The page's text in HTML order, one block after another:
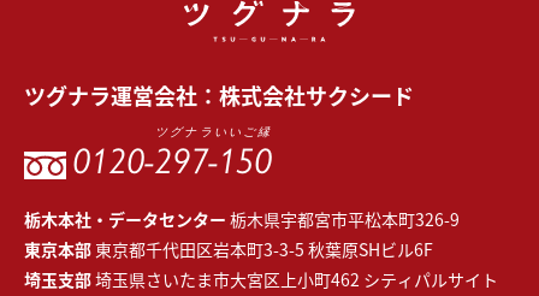
ツグナラ運営会社： 株式会社サクシード
0120-297-150
ツグナラいいご縁
栃木本社・データセンター 栃木県宇都宮市平松本町326-9
東京本部 東京都千代田区岩本町3-3-5 秋葉原SHビル6F
埼玉支部埼玉県さいたま市大宮区上小町462 シティパルサイト